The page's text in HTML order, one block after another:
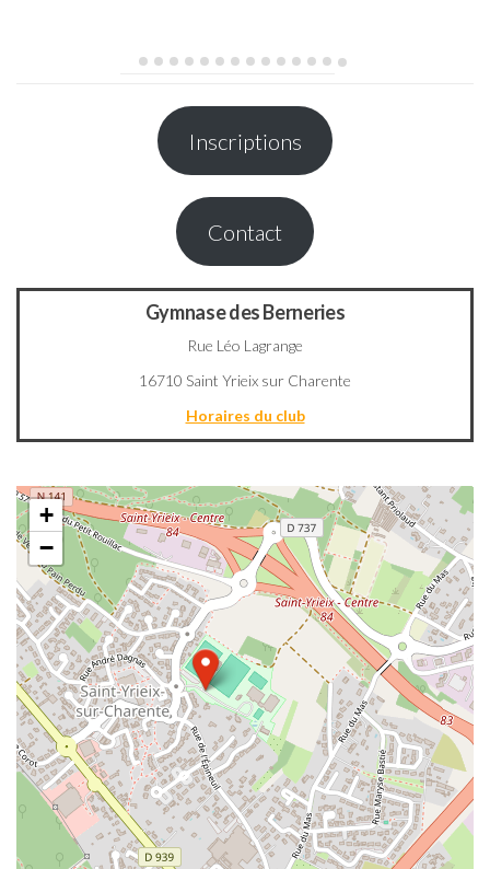
Inscriptions
Contact
Gymnase des Berneries
Rue Léo Lagrange
16710 Saint Yrieix sur Charente
Horaires du club
+
−